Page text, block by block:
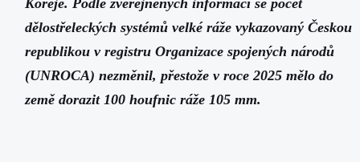
Koreje. Podle zveřejněných informací se počet
dělostřeleckých systémů velké ráže vykazovaný Českou
republikou v registru Organizace spojených národů
(UNROCA) nezměnil, přestože v roce 2025 mělo do
země dorazit 100 houfnic ráže 105 mm.